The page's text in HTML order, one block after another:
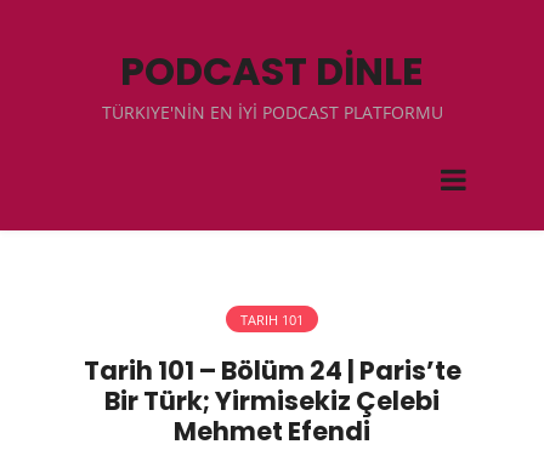
PODCAST DİNLE
TÜRKIYE'NİN EN İYİ PODCAST PLATFORMU
TARIH 101
Tarih 101 – Bölüm 24 | Paris’te
Bir Türk; Yirmisekiz Çelebi
Mehmet Efendi